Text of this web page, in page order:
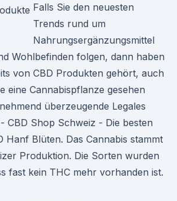
Falls Sie den neuesten
Trends rund um
Nahrungsergänzungsmittel
Wohlbefinden folgen, dann haben
von CBD Produkten gehört, auch
eine Cannabispflanze gesehen
überzeugende Legales
CBD Shop Schweiz - Die besten
Hanf Blüten. Das Cannabis stammt
Produktion. Die Sorten wurden
fast kein THC mehr vorhanden ist.